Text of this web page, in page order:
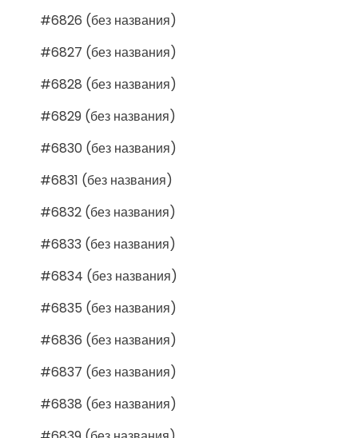
#6826 (без названия)
#6827 (без названия)
#6828 (без названия)
#6829 (без названия)
#6830 (без названия)
#6831 (без названия)
#6832 (без названия)
#6833 (без названия)
#6834 (без названия)
#6835 (без названия)
#6836 (без названия)
#6837 (без названия)
#6838 (без названия)